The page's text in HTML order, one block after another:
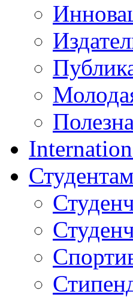
Студентам